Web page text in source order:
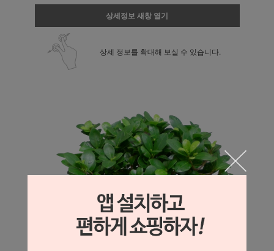
상세정보 새창 열기
상세 정보를 확대해 보실 수 있습니다.